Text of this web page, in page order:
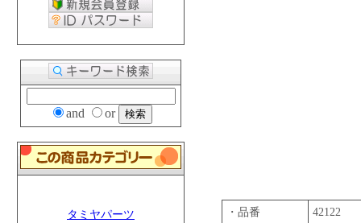
and or
タミヤパーツ
・品番
42122